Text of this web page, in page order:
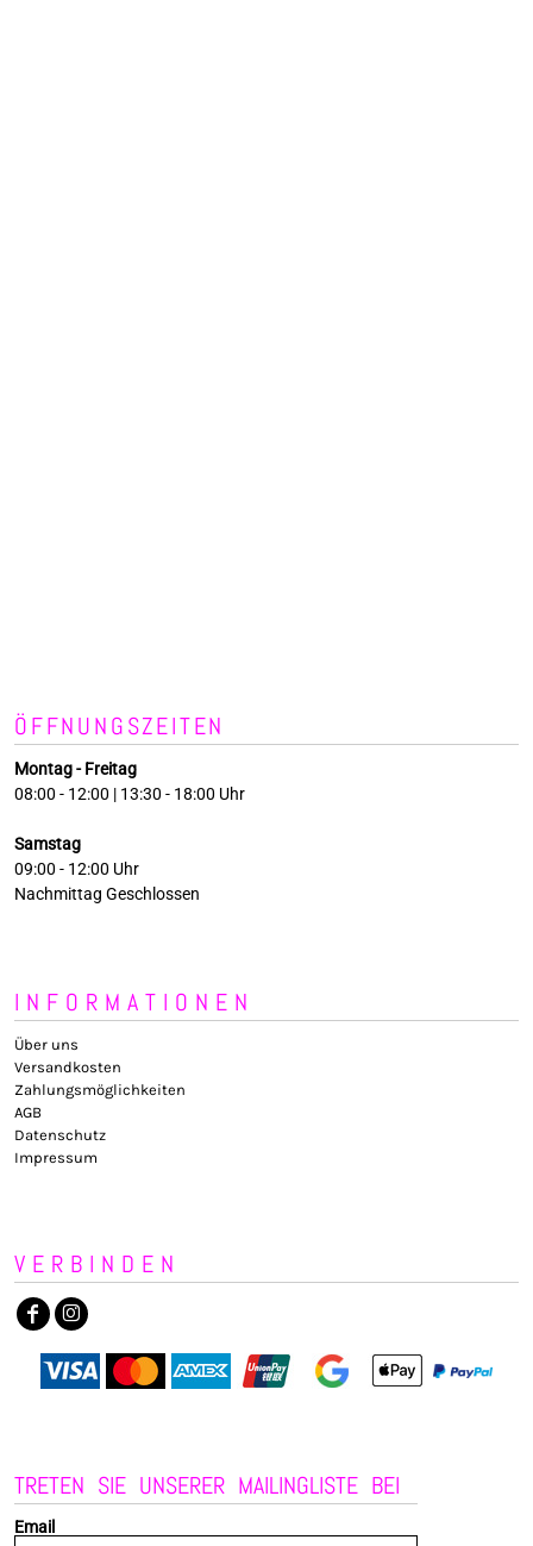
ÖFFNUNGSZEITEN
Montag - Freitag
08:00 - 12:00 | 13:30 - 18:00 Uhr
Samstag
09:00 - 12:00 Uhr
Nachmittag Geschlossen
INFORMATIONEN
Über uns
Versandkosten
Zahlungsmöglichkeiten
AGB
Datenschutz
Impressum
VERBINDEN
TRETEN SIE UNSERER MAILINGLISTE BEI
Email